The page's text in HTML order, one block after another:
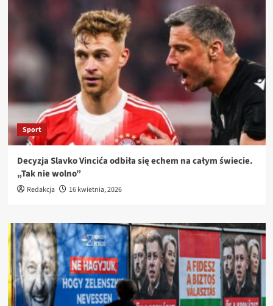
Sport
Decyzja Slavko Vincića odbiła się echem na całym świecie.
„Tak nie wolno”
Redakcja 16 kwietnia, 2026